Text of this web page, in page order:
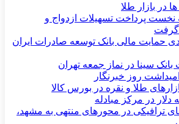
در بازار طلا
نخست پرداخت تسهیلات ازدواج و
گرفت
۴۷ درصدی حمایت مالی بانک توسعه صادرات ایران
سینا در نماز جمعه تهران
روز خبرنگار
طلا و نقره در بورس کالا
دلار در مرکز مبادله
ترافیکی در محورهای منتهی به مشهد،